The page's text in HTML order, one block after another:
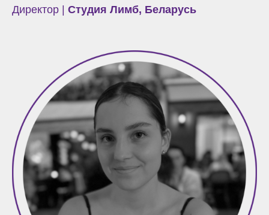
Директор | Студия Лимб, Беларусь